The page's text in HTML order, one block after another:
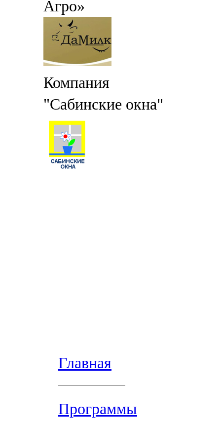
Агро»
Компания
"Сабинские окна"
Главная
Программы